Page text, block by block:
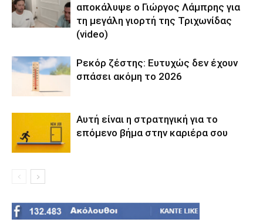
αποκάλυψε ο Γιώργος Λάμπρης για
τη μεγάλη γιορτή της Τριχωνίδας
(video)
Ρεκόρ ζέστης: Ευτυχώς δεν έχουν
σπάσει ακόμη το 2026
Αυτή είναι η στρατηγική για το
επόμενο βήμα στην καριέρα σου